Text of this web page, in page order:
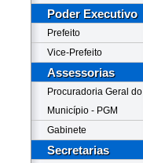
Poder Executivo
Prefeito
Vice-Prefeito
Assessorias
Procuradoria Geral do
Município - PGM
Gabinete
Secretarias